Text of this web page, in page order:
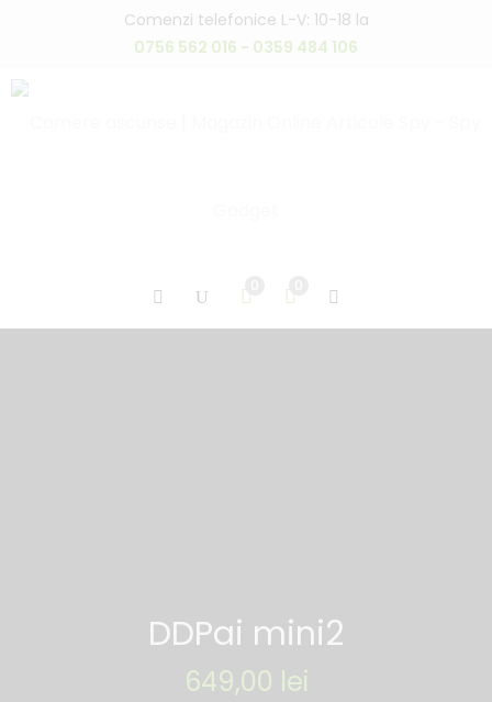
Comenzi telefonice L-V: 10-18 la
0756 562 016 - 0359 484 106
DDPai mini2
649,00 lei